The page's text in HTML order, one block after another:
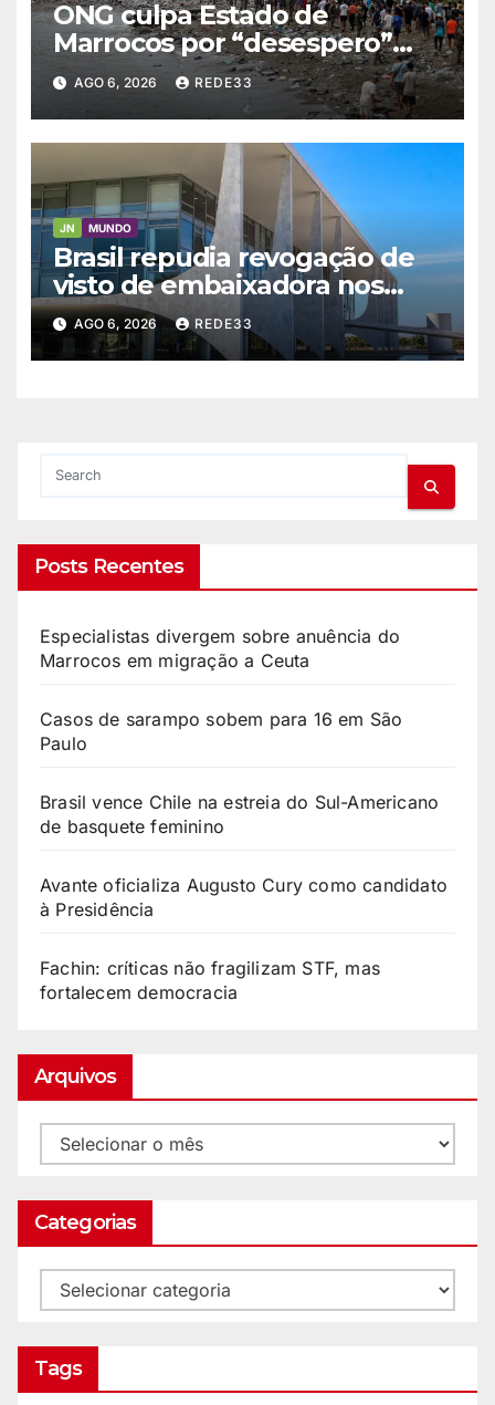
ONG culpa Estado de
Marrocos por “desespero”
para imigrar
AGO 6, 2026 REDE33
JN MUNDO
Brasil repudia revogação de
visto de embaixadora nos
EUA
AGO 6, 2026 REDE33
Posts Recentes
Especialistas divergem sobre anuência do
Marrocos em migração a Ceuta
Casos de sarampo sobem para 16 em São
Paulo
Brasil vence Chile na estreia do Sul-Americano
de basquete feminino
Avante oficializa Augusto Cury como candidato
à Presidência
Fachin: críticas não fragilizam STF, mas
fortalecem democracia
Arquivos
Categorias
Tags